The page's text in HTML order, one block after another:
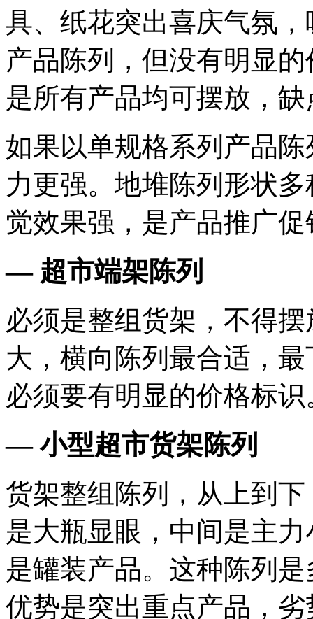
具、纸花突出喜庆气氛
产品陈列，但没有明显
是所有产品均可摆放，
如果以单规格系列产品
力更强。地堆陈列形状
觉效果强，是产品推广
— 超市端架陈列
必须是整组货架，不得
大，横向陈列最合适，
必须要有明显的价格标识
— 小型超市货架陈列
货架整组陈列，从上到
是大瓶显眼，中间是主
是罐装产品。这种陈列
优势是突出重点产品，